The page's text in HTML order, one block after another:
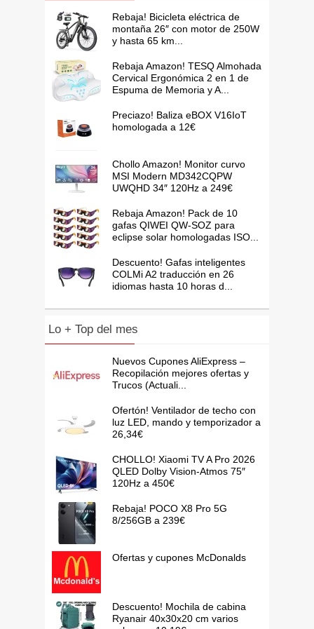
Rebaja! Bicicleta eléctrica de
montaña 26″ con motor de 250W
y hasta 65 km...
Rebaja Amazon! TESQ Almohada
Cervical Ergonómica 2 en 1 de
Espuma de Memoria y A...
Preciazo! Baliza eBOX V16IoT
homologada a 12€
Chollo Amazon! Monitor curvo
MSI Modern MD342CQPW
UWQHD 34″ 120Hz a 249€
Rebaja Amazon! Pack de 10
gafas QIWEI QW-SOZ para
eclipse solar homologadas ISO...
Descuento! Gafas inteligentes
COLMi A2 traducción en 26
idiomas hasta 10 horas d...
Lo + Top del mes
Nuevos Cupones AliExpress –
Recopilación mejores ofertas y
Trucos (Actuali...
Ofertón! Ventilador de techo con
luz LED, mando y temporizador a
26,34€
CHOLLO! Xiaomi TV A Pro 2026
QLED Dolby Vision-Atmos 75″
120Hz a 450€
Rebaja! POCO X8 Pro 5G
8/256GB a 239€
Ofertas y cupones McDonalds
Descuento! Mochila de cabina
Ryanair 40x30x20 cm varios